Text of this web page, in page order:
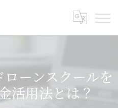
ーンスクールを
活用法とは？